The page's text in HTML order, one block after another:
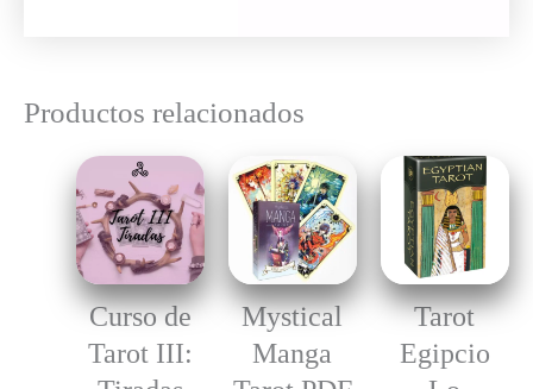
Productos relacionados
Curso de
Tarot III:
Mystical
Manga
Tarot
Egipcio